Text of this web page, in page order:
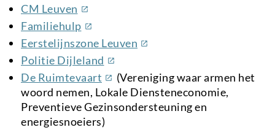
CM Leuven (externe
link)
Familiehulp(externe
link)
Eerstelijnszone Leuven (externe
Politie Dijleland (externe
link)
De Ruimtevaart (externe
link)
(Vereniging waar armen het
woord nemen, Lokale Diensteneconomie,
Preventieve Gezinsondersteuning en
energiesnoeiers)